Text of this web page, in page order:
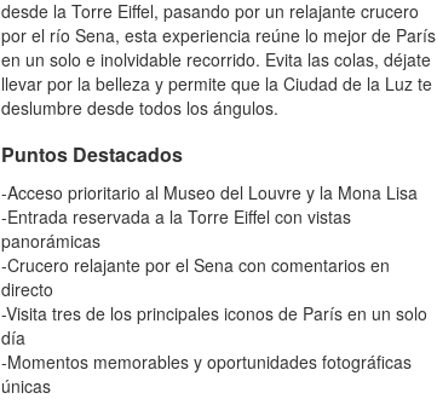
desde la Torre Eiffel, pasando por un relajante crucero
por el río Sena, esta experiencia reúne lo mejor de París
en un solo e inolvidable recorrido. Evita las colas, déjate
llevar por la belleza y permite que la Ciudad de la Luz te
deslumbre desde todos los ángulos.
Puntos Destacados
-Acceso prioritario al Museo del Louvre y la Mona Lisa
-Entrada reservada a la Torre Eiffel con vistas
panorámicas
-Crucero relajante por el Sena con comentarios en
directo
-Visita tres de los principales iconos de París en un solo
día
-Momentos memorables y oportunidades fotográficas
únicas